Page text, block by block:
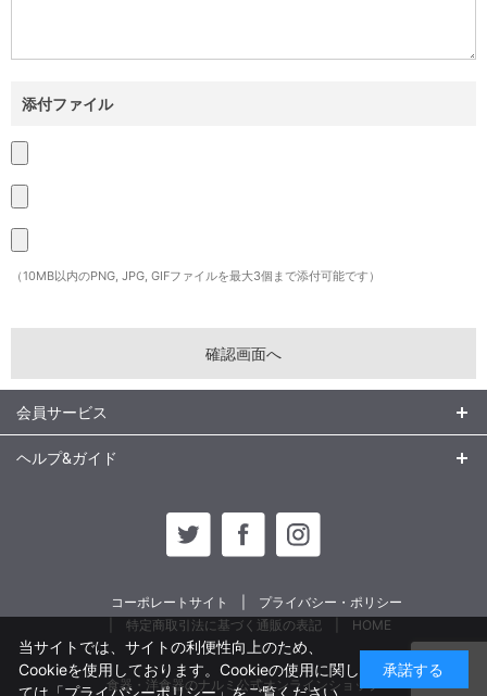
添付ファイル
（10MB以内のPNG, JPG, GIFファイルを最大3個まで添付可能です）
会員サービス
ヘルプ&ガイド
コーポレートサイト
プライバシー・ポリシー
特定商取引法に基づく通販の表記
HOME
食器・洋食器のナルミ公式オンラインショップ
当サイトでは、サイトの利便性向上のため、
Cookieを使用しております。Cookieの使用に関し
承諾する